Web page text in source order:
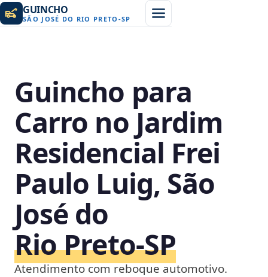
GUINCHO
SÃO JOSÉ DO RIO PRETO -SP
Guincho para
Carro no Jardim
Residencial Frei
Paulo Luig, São
José do
Rio Preto‑SP
Atendimento com reboque automotivo.